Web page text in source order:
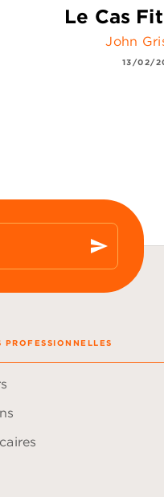
Le Cas
John
13/02/
send
PROFESSIONNELLES